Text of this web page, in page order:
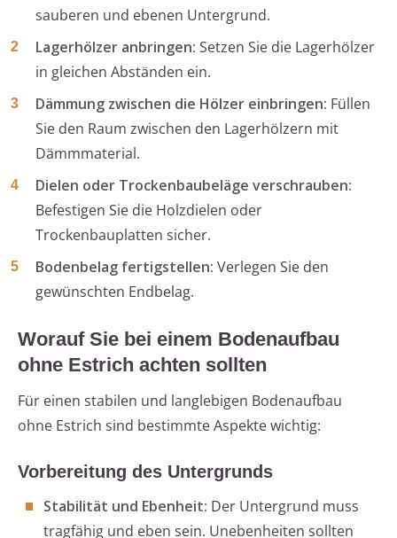
sauberen und ebenen Untergrund.
Lagerhölzer anbringen: Setzen Sie die Lagerhölzer
in gleichen Abständen ein.
Dämmung zwischen die Hölzer einbringen: Füllen
Sie den Raum zwischen den Lagerhölzern mit
Dämmmaterial.
Dielen oder Trockenbaubeläge verschrauben:
Befestigen Sie die Holzdielen oder
Trockenbauplatten sicher.
Bodenbelag fertigstellen: Verlegen Sie den
gewünschten Endbelag.
Worauf Sie bei einem Bodenaufbau
ohne Estrich achten sollten
Für einen stabilen und langlebigen Bodenaufbau
ohne Estrich sind bestimmte Aspekte wichtig:
Vorbereitung des Untergrunds
Stabilität und Ebenheit: Der Untergrund muss
tragfähig und eben sein. Unebenheiten sollten